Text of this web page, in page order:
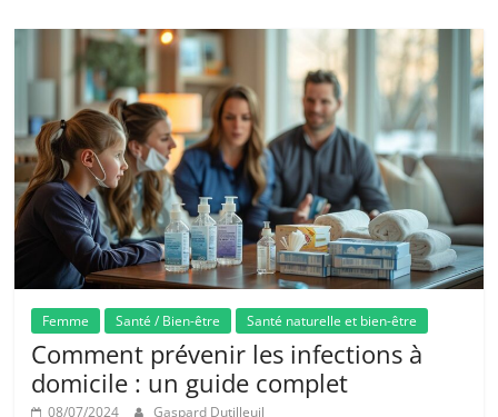
Femme Santé / Bien-être Santé naturelle et bien-être
Comment prévenir les infections à
domicile : un guide complet
08/07/2024 Gaspard Dutilleuil